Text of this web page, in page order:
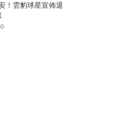
！雲豹球星宣佈退